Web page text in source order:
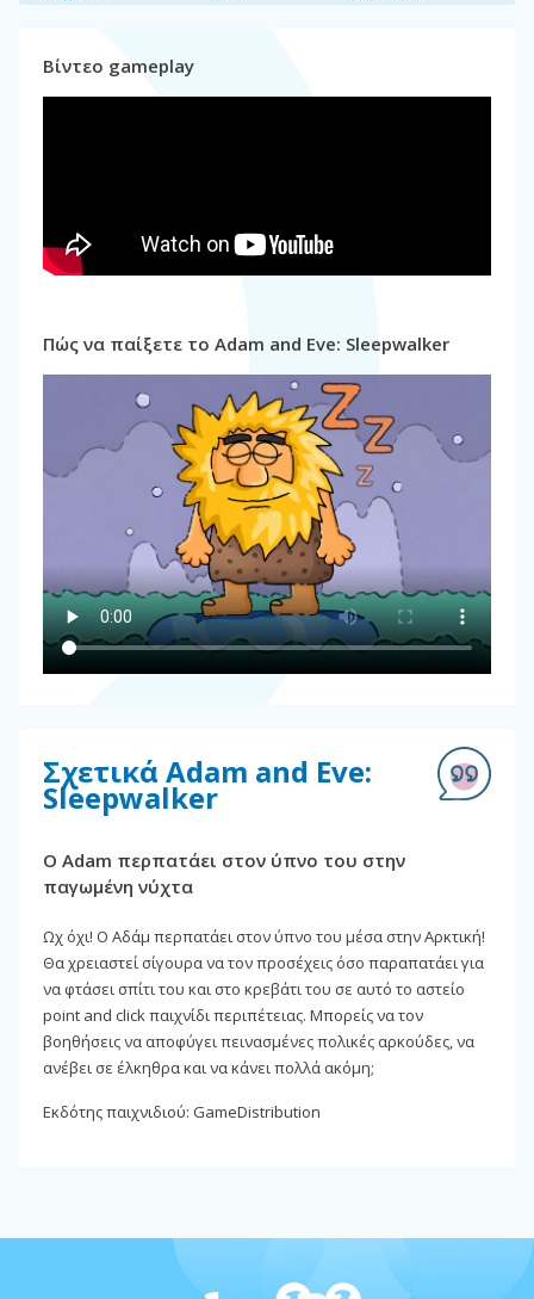
Βίντεο gameplay
Πώς να παίξετε το Adam and Eve: Sleepwalker
Σχετικά Adam and Eve:
Sleepwalker
Ο Adam περπατάει στον ύπνο του στην
παγωμένη νύχτα
Ωχ όχι! Ο Αδάμ περπατάει στον ύπνο του μέσα στην Αρκτική!
Θα χρειαστεί σίγουρα να τον προσέχεις όσο παραπατάει για
να φτάσει σπίτι του και στο κρεβάτι του σε αυτό το αστείο
point and click παιχνίδι περιπέτειας. Μπορείς να τον
βοηθήσεις να αποφύγει πεινασμένες πολικές αρκούδες, να
ανέβει σε έλκηθρα και να κάνει πολλά ακόμη;
Εκδότης παιχνιδιού: GameDistribution